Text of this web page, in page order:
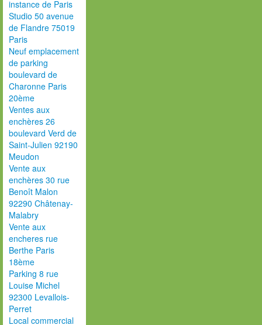
instance de Paris
Studio 50 avenue
de Flandre 75019
Paris
Neuf emplacement
de parking
boulevard de
Charonne Paris
20ème
Ventes aux
enchères 26
boulevard Verd de
Saint-Julien 92190
Meudon
Vente aux
enchères 30 rue
Benoît Malon
92290 Châtenay-
Malabry
Vente aux
encheres rue
Berthe Paris
18ème
Parking 8 rue
Louise Michel
92300 Levallois-
Perret
Local commercial